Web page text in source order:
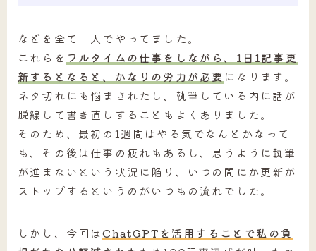
などを全て一人でやってました。
これらを フルタイムの仕事をしながら、1日1記事更
新するとなると、かなりの労力が必要 になります。
ネタ切れにも悩まされたし、執筆している内に話が
脱線して書き直しすることもよくありました。
そのため、最初の1週間はやる気でなんとかなって
も、その後は仕事の疲れもあるし、思うように執筆
が進まないという状況に陥り、いつの間にか更新が
ストップするというのがいつもの流れでした。
しかし、今回はChatGPTを活用することで私の負